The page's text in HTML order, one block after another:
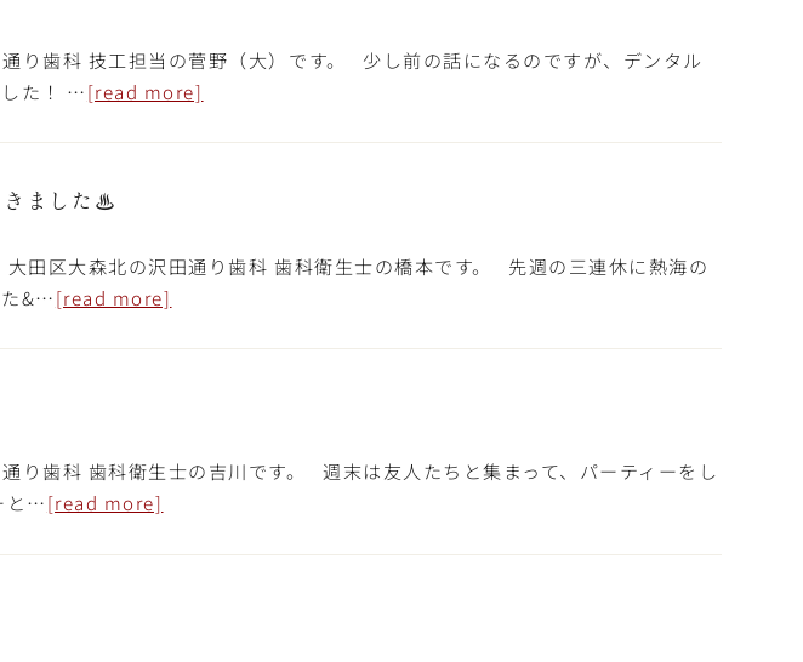
り歯科 技工担当の菅野（大）です。 少し前の話になるのですが、デンタル
した！ …[read more]
きました♨
大田区大森北の沢田通り歯科 歯科衛生士の橋本です。 先週の三連休に熱海の
た&…[read more]
り歯科 歯科衛生士の吉川です。 週末は友人たちと集まって、パーティーをし
と…[read more]